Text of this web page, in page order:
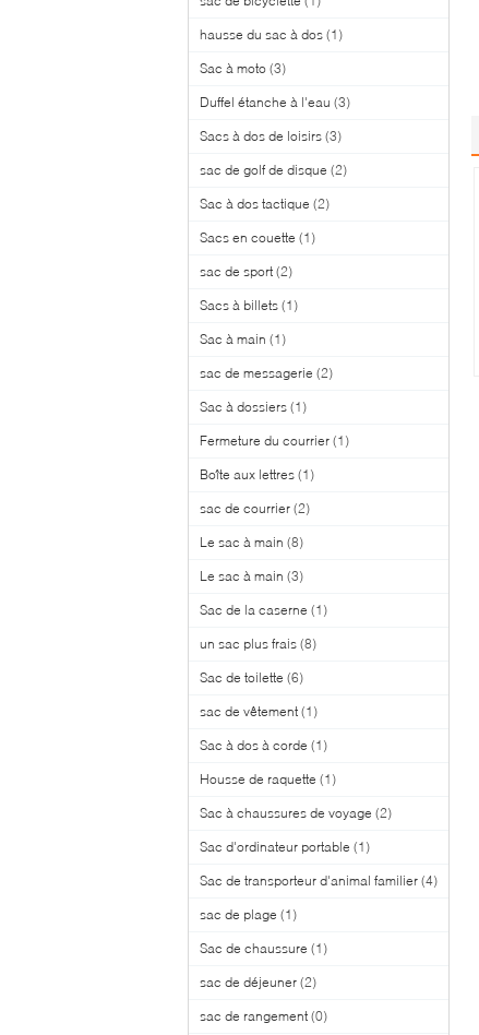
hausse du sac à dos (1)
Sac à moto (3)
Duffel étanche à l'eau (3)
Sacs à dos de loisirs (3)
sac de golf de disque (2)
Sac à dos tactique (2)
Sacs en couette (1)
sac de sport (2)
Sacs à billets (1)
Sac à main (1)
sac de messagerie (2)
Sac à dossiers (1)
Fermeture du courrier (1)
Boîte aux lettres (1)
sac de courrier (2)
Le sac à main (8)
Le sac à main (3)
Sac de la caserne (1)
un sac plus frais (8)
Sac de toilette (6)
sac de vêtement (1)
Sac à dos à corde (1)
Housse de raquette (1)
Sac à chaussures de voyage (2)
Sac d'ordinateur portable (1)
Sac de transporteur d'animal familier (4)
sac de plage (1)
Sac de chaussure (1)
sac de déjeuner (2)
sac de rangement (0)